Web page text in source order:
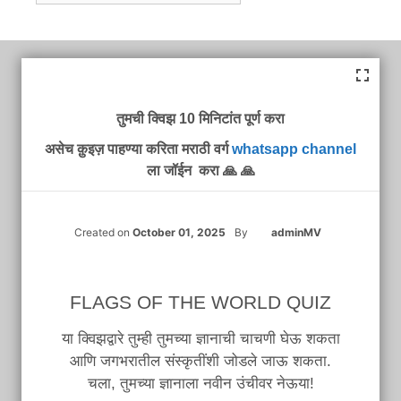
तुमची क्विझ 10 मिनिटांत पूर्ण करा
असेच क़ुइज़ पाहण्या करिता मराठी वर्गwhatsapp channel
ला जॉईन करा 🙏 🙏
Created on October 01, 2025 By adminMV
FLAGS OF THE WORLD QUIZ
या क्विझद्वारे तुम्ही तुमच्या ज्ञानाची चाचणी घेऊ शकता
आणि जगभरातील संस्कृतींशी जोडले जाऊ शकता.
चला, तुमच्या ज्ञानाला नवीन उंचीवर नेऊया!